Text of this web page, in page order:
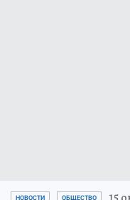
НОВОСТИ ОБЩЕСТВО